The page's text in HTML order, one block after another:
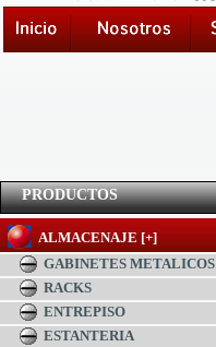
PRODUCTOS
ALMACENAJE [+]
GABINETES METALICOS
RACKS
ENTREPISO
ESTANTERIA